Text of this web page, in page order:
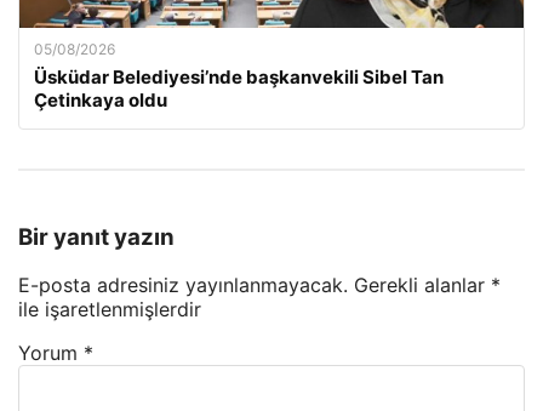
05/08/2026
Üsküdar Belediyesi’nde başkanvekili Sibel Tan
Çetinkaya oldu
Bir yanıt yazın
E-posta adresiniz yayınlanmayacak. Gerekli alanlar *
ile işaretlenmişlerdir
Yorum *